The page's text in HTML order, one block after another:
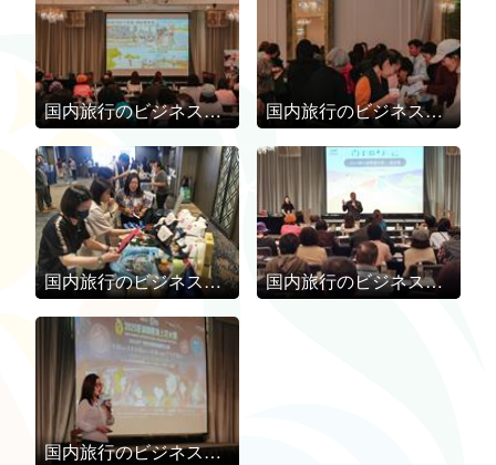
国内旅行のビジネスチャンスをつかむ！「2025澎湖四季旅行」プロモーションを台湾各地で盛大に開催 国内旅行のビジネスチャンスをつかむ！「2025澎湖四季旅行」プロモーションを台湾各地で盛大に開催
国内旅行のビジネスチャンスをつかむ！「2025澎湖四季旅行」プロモーションを台湾各地で盛大に開催 国内旅行のビジネスチャンスをつかむ！「2025澎湖四季旅行」プロモーションを台湾各地で盛大に開催
国内旅行のビジネスチャンスをつかむ！「2025澎湖四季旅行」プロモーションを台湾各地で盛大に開催